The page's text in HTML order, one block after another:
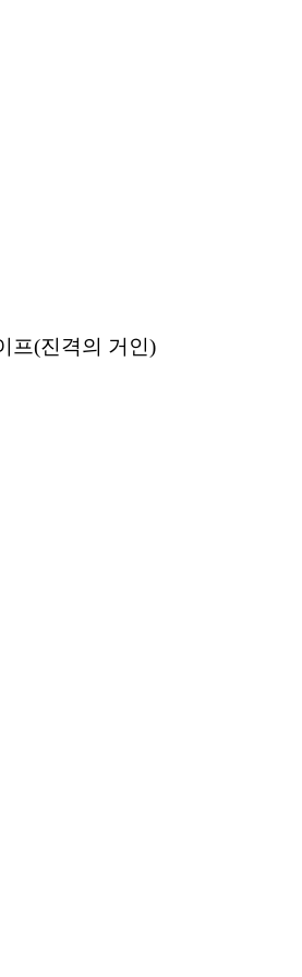
프(진격의 거인)